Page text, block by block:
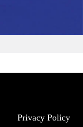
Privacy Policy